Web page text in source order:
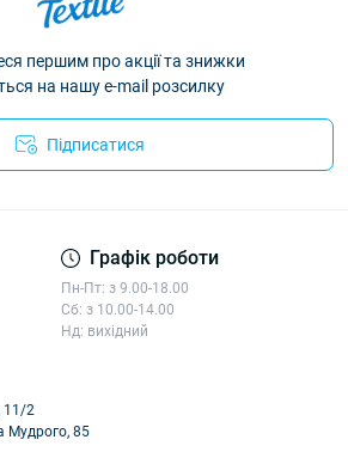
першим про акції та знижки
на нашу e-mail розсилку
Підписатися
Графік роботи
Пн-Пт: з 9.00-18.00
Сб: з 10.00-14.00
Нд: вихідний
11/2
Мудрого, 85